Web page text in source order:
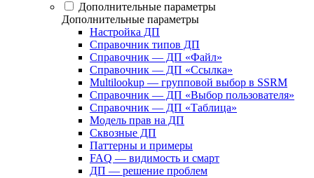
Дополнительные параметры
Дополнительные параметры
Настройка ДП
Справочник типов ДП
Справочник — ДП «Файл»
Справочник — ДП «Ссылка»
Multilookup — групповой выбор в SSRM
Справочник — ДП «Выбор пользователя»
Справочник — ДП «Таблица»
Модель прав на ДП
Сквозные ДП
Паттерны и примеры
FAQ — видимость и смарт
ДП — решение проблем